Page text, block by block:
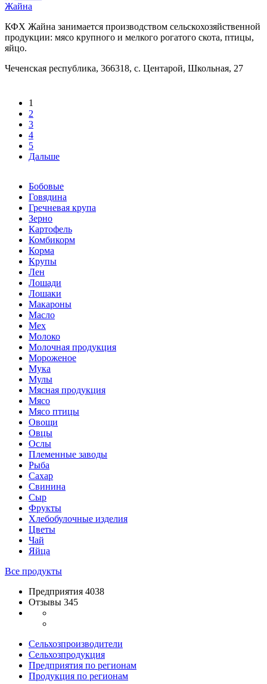
Жайна
КФХ Жайна занимается производством сельскохозяйственной
продукции: мясо крупного и мелкого рогатого скота, птицы,
яйцо.
Чеченская республика, 366318, с. Центарой, Школьная, 27
1
2
3
4
5
Дальше
Бобовые
Говядина
Гречневая крупа
Зерно
Картофель
Комбикорм
Корма
Крупы
Лен
Лошади
Лошаки
Макароны
Масло
Мех
Молоко
Молочная продукция
Мороженое
Мука
Мулы
Мясная продукция
Мясо
Мясо птицы
Овощи
Овцы
Ослы
Племенные заводы
Рыба
Сахар
Свинина
Сыр
Фрукты
Хлебобулочные изделия
Цветы
Чай
Яйца
Все продукты
Предприятия 4038
Отзывы 345
Сельхозпроизводители
Сельхозпродукция
Предприятия по регионам
Продукция по регионам